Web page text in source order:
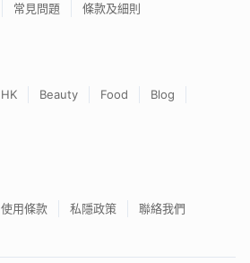
常見問題 條款及細則
HK Beauty Food
Blog
使用條款 私隱政策 聯絡我們